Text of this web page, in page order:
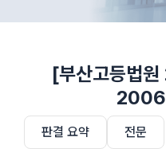
[부산고등법
2006
판결 요약 전문